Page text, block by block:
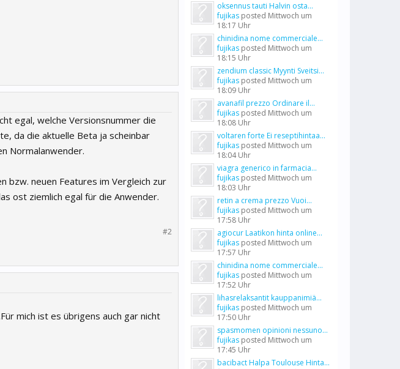
egal, welche Versionsnummer die
da die aktuelle Beta ja scheinbar
Normalanwender.
bzw. neuen Features im Vergleich zur
ost ziemlich egal für die Anwender.
#2
mich ist es übrigens auch gar nicht
oksennus tauti Halvin osta...
fujikas posted Mittwoch um
18:17 Uhr
chinidina nome commerciale...
fujikas posted Mittwoch um
18:15 Uhr
zendium classic Myynti Sveitsi...
fujikas posted Mittwoch um
18:09 Uhr
avanafil prezzo Ordinare il...
fujikas posted Mittwoch um
18:08 Uhr
voltaren forte Ei reseptihintaa...
fujikas posted Mittwoch um
18:04 Uhr
viagra generico in farmacia...
fujikas posted Mittwoch um
18:03 Uhr
retin a crema prezzo Vuoi...
fujikas posted Mittwoch um
17:58 Uhr
agiocur Laatikon hinta online...
fujikas posted Mittwoch um
17:57 Uhr
chinidina nome commerciale...
fujikas posted Mittwoch um
17:52 Uhr
lihasrelaksantit kauppanimiä...
fujikas posted Mittwoch um
17:50 Uhr
spasmomen opinioni nessuno...
fujikas posted Mittwoch um
17:45 Uhr
bacibact Halpa Toulouse Hinta...